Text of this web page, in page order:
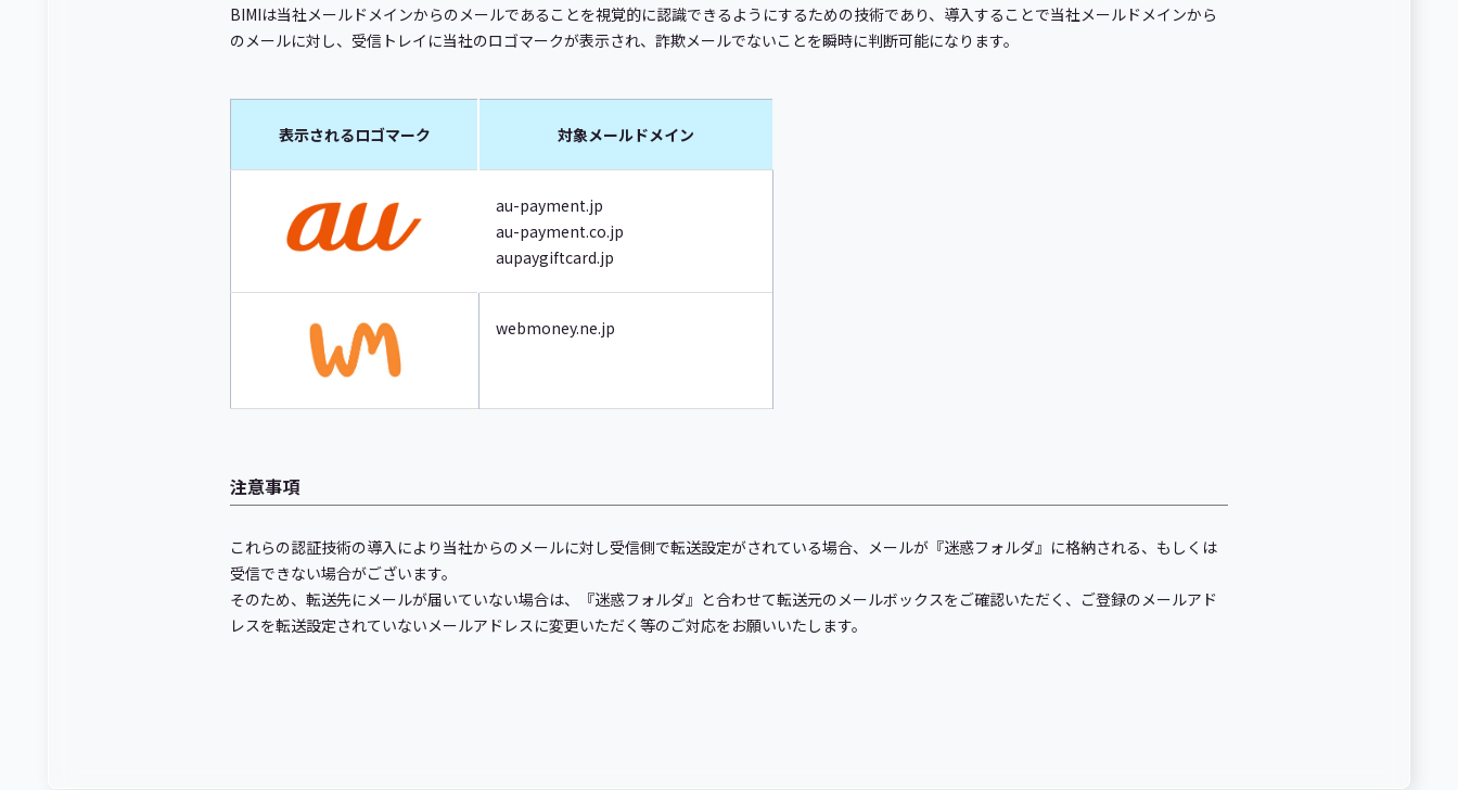
BIMIは当社メールドメインからのメールであることを視覚的に認識できるようにするための技術であり、導入することで当社メールドメインから
のメールに対し、受信トレイに当社のロゴマークが表示され、詐欺メールでないことを瞬時に判断可能になります。
表示されるロゴマーク 対象メールドメイン
au-payment.jp
au-payment.co.jp
aupaygiftcard.jp
webmoney.ne.jp
注意事項
これらの認証技術の導入により当社からのメールに対し受信側で転送設定がされている場合、メールが『迷惑フォルダ』に格納される、もしくは
受信できない場合がございます。
そのため、転送先にメールが届いていない場合は、『迷惑フォルダ』と合わせて転送元のメールボックスをご確認いただく、ご登録のメールアド
レスを転送設定されていないメールアドレスに変更いただく等のご対応をお願いいたします。